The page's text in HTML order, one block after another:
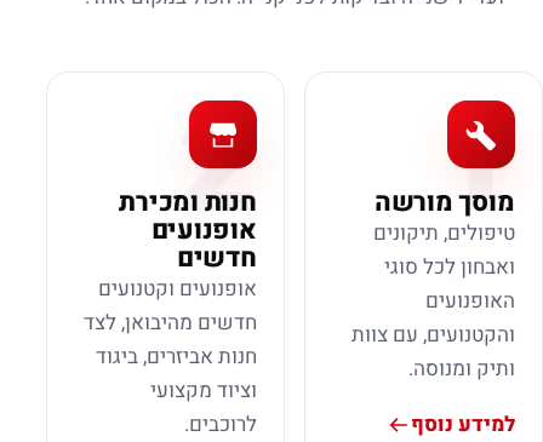
1
מוסך מורשה
טיפולים, תיקונים
ואבחון לכל סוגי
האופנועים
והקטנועים, עם צוות
ותיק ומנוסה.
למידע נוסף
2
חנות ומכירת
אופנועים
חדשים
אופנועים וקטנועים
חדשים מהיבואן, לצד
חנות אביזרים, ביגוד
וציוד מקצועי
לרוכבים.